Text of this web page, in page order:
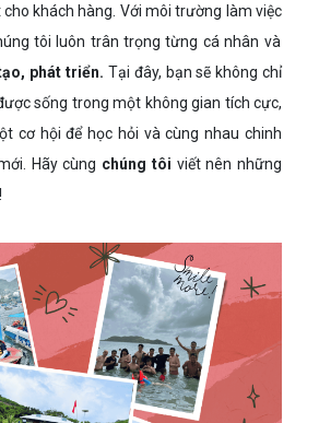
khách hàng. Với môi trường làm việc
tôi luôn trân trọng từng cá nhân và
phát triển. Tại đây, bạn sẽ không chỉ
sống trong một không gian tích cực,
cơ hội để học hỏi và cùng nhau chinh
Hãy cùng chúng tôi viết nên những